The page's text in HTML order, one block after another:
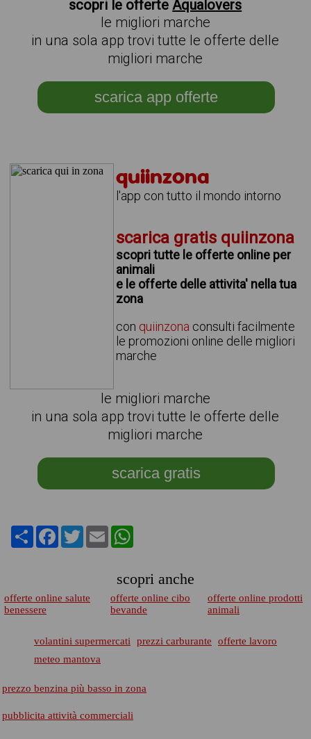
scopri le offerte Aqualovers
le migliori marche
in una sola app trovi tutte le offerte delle
migliori marche
scarica app offerte
quiinzona
l'app con tutto il mondo intorno
scarica gratis quiinzona
scopri tutte le offerte online per
animali
e le offerte delle attivita' nella tua
zona
con quiinzona consulti facilmente
le promozioni online delle migliori
marche
le migliori marche
in una sola app trovi tutte le offerte delle
migliori marche
scarica gratis
ShareFacebook
TwitterEmailWhatsApp
scopri anche
offerte online salute
benessere
offerte online cibo
bevande
offerte online prodotti
animali
volantini supermercati prezzi carburante
offerte lavoro
meteo mantova
prezzo benzina più basso in zona
pubblicita attività commerciali